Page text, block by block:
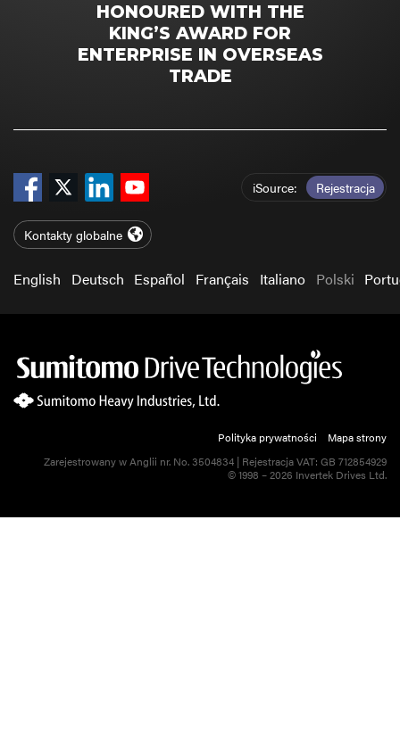
HONOURED WITH THE
KING’S AWARD FOR
ENTERPRISE IN OVERSEAS
TRADE
iSource Rejestracja
Kontakty globalne
English Deutsch Español Français Italiano Polski
Polityka prywatności
Mapa strony
Zarejestrowany w Anglii nr. No. 3504834 | Rejestracja VAT: GB 712854929
© 1998 – 2026 Invertek Drives Ltd.